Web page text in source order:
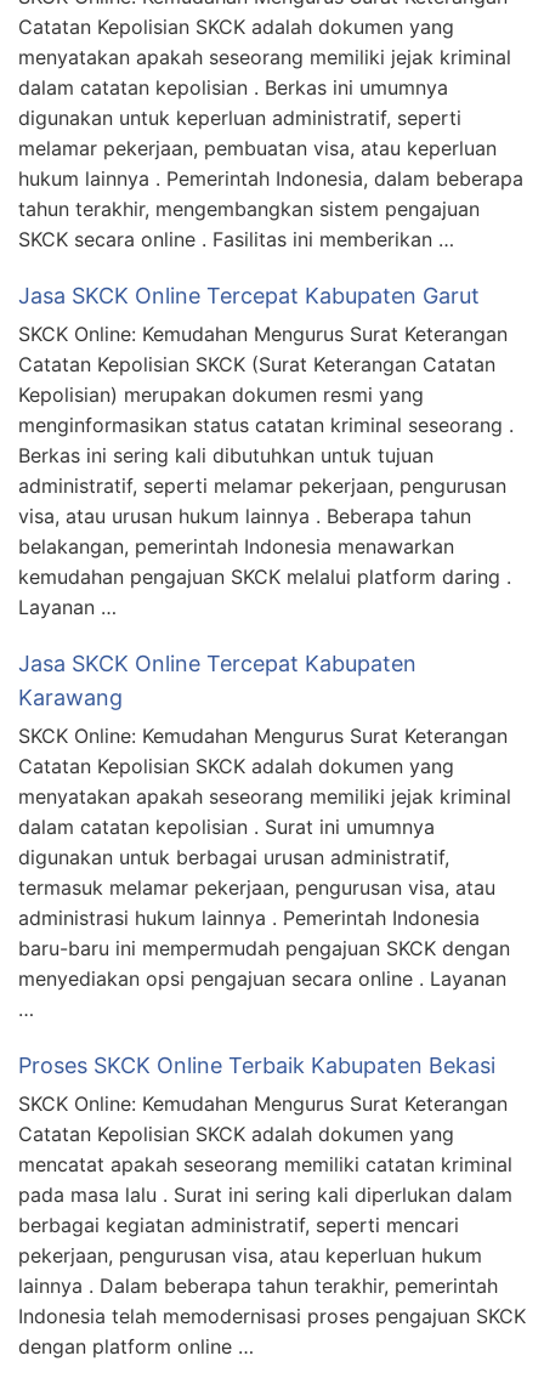
Catatan Kepolisian SKCK adalah dokumen yang
menyatakan apakah seseorang memiliki jejak kriminal
dalam catatan kepolisian . Berkas ini umumnya
digunakan untuk keperluan administratif, seperti
melamar pekerjaan, pembuatan visa, atau keperluan
hukum lainnya . Pemerintah Indonesia, dalam beberapa
tahun terakhir, mengembangkan sistem pengajuan
SKCK secara online . Fasilitas ini memberikan …
Jasa SKCK Online Tercepat Kabupaten Garut
SKCK Online: Kemudahan Mengurus Surat Keterangan
Catatan Kepolisian SKCK (Surat Keterangan Catatan
Kepolisian) merupakan dokumen resmi yang
menginformasikan status catatan kriminal seseorang .
Berkas ini sering kali dibutuhkan untuk tujuan
administratif, seperti melamar pekerjaan, pengurusan
visa, atau urusan hukum lainnya . Beberapa tahun
belakangan, pemerintah Indonesia menawarkan
kemudahan pengajuan SKCK melalui platform daring .
Layanan …
Jasa SKCK Online Tercepat Kabupaten
Karawang
SKCK Online: Kemudahan Mengurus Surat Keterangan
Catatan Kepolisian SKCK adalah dokumen yang
menyatakan apakah seseorang memiliki jejak kriminal
dalam catatan kepolisian . Surat ini umumnya
digunakan untuk berbagai urusan administratif,
termasuk melamar pekerjaan, pengurusan visa, atau
administrasi hukum lainnya . Pemerintah Indonesia
baru-baru ini mempermudah pengajuan SKCK dengan
menyediakan opsi pengajuan secara online . Layanan
…
Proses SKCK Online Terbaik Kabupaten Bekasi
SKCK Online: Kemudahan Mengurus Surat Keterangan
Catatan Kepolisian SKCK adalah dokumen yang
mencatat apakah seseorang memiliki catatan kriminal
pada masa lalu . Surat ini sering kali diperlukan dalam
berbagai kegiatan administratif, seperti mencari
pekerjaan, pengurusan visa, atau keperluan hukum
lainnya . Dalam beberapa tahun terakhir, pemerintah
Indonesia telah memodernisasi proses pengajuan SKCK
dengan platform online …